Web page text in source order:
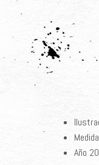
Año